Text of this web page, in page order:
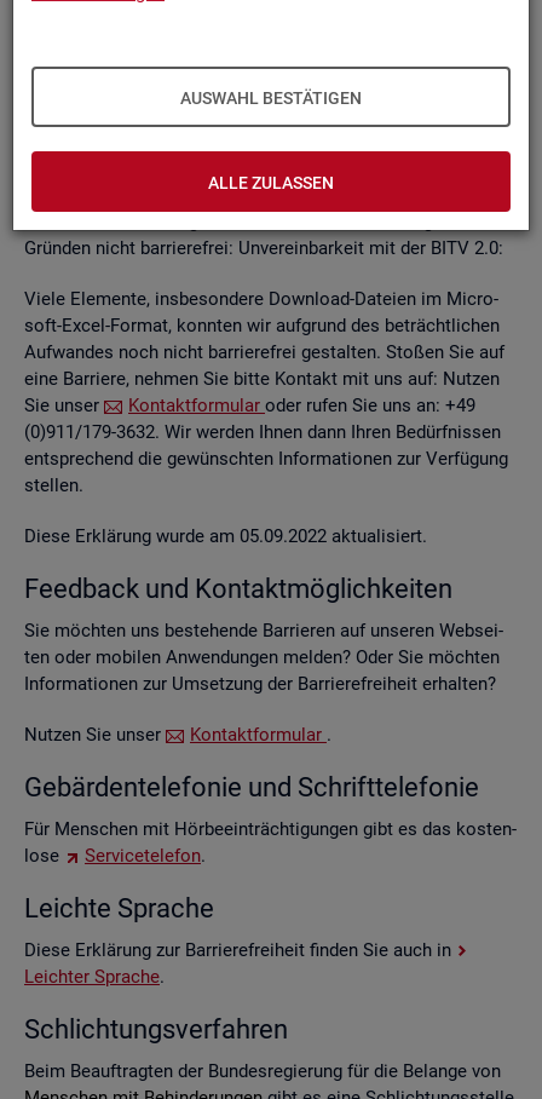
AUSWAHL BESTÄTIGEN
ALLE ZULASSEN
kon­ti­nu­ier­lich durch­ge­führt wer­den.
Die Web­sei­ten sind mit den ge­nann­ten An­for­de­run­gen teil­
Grün­den nicht bar­rie­re­frei: Un­ver­ein­bar­keit mit der BITV 2.0:
Viele Ele­men­te, ins­be­son­de­re Down­load-Da­tei­en im Mi­cro­
soft-Excel-For­mat, konn­ten wir auf­grund des be­trächt­li­chen
Auf­wan­des noch nicht bar­rie­re­frei ge­stal­ten. Sto­ßen Sie auf
eine Bar­rie­re, neh­men Sie bitte Kon­takt mit uns auf: Nut­zen
Sie unser
Kon­takt­for­mu­lar oder rufen Sie uns an: +49
(0)911/179-3632. Wir wer­den Ihnen dann Ihren Be­dürf­nis­sen
ent­spre­chend die ge­wünsch­ten In­for­ma­tio­nen zur Ver­fü­gung
stel­len.
Diese Er­klä­rung wurde am 05.09.2022 ak­tua­li­siert.
Feed­back und Kon­takt­mög­lich­kei­ten
Sie möch­ten uns be­stehen­de Bar­rie­ren auf un­se­ren Web­sei­
ten oder mo­bi­len An­wen­dun­gen mel­den? Oder Sie möch­ten
In­for­ma­tio­nen zur Um­set­zung der Bar­rie­re­frei­heit er­hal­ten?
Nut­zen Sie unser Kon­takt­for­mu­lar .
Ge­bär­den­te­le­fo­nie und Schrift­te­le­fo­nie
Für Men­schen mit Hör­be­ein­träch­ti­gun­gen gibt es das kos­ten­
lo­se
Ser­vice­te­le­fon.
Leich­te Spra­che
Diese Er­klä­rung zur Bar­rie­re­frei­heit fin­den Sie auch in
Leich­ter Spra­che.
Schlich­tungs­ver­fah­ren
Beim Be­auf­trag­ten der Bun­des­re­gie­rung für die Be­lan­ge von